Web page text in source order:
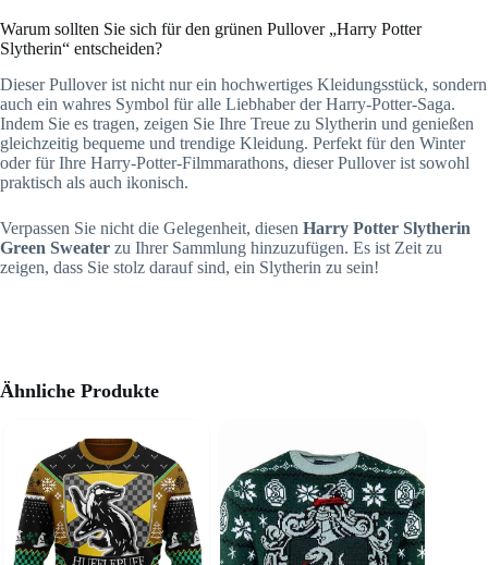
Warum sollten Sie sich für den grünen Pullover „Harry Potter
Slytherin“ entscheiden?
Dieser Pullover ist nicht nur ein hochwertiges Kleidungsstück, sondern
auch ein wahres Symbol für alle Liebhaber der Harry-Potter-Saga.
Indem Sie es tragen, zeigen Sie Ihre Treue zu Slytherin und genießen
gleichzeitig bequeme und trendige Kleidung. Perfekt für den Winter
oder für Ihre Harry-Potter-Filmmarathons, dieser Pullover ist sowohl
praktisch als auch ikonisch.
Verpassen Sie nicht die Gelegenheit, diesen Harry Potter Slytherin
Green Sweater zu Ihrer Sammlung hinzuzufügen. Es ist Zeit zu
zeigen, dass Sie stolz darauf sind, ein Slytherin zu sein!
Ähnliche Produkte